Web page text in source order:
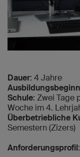
Dauer: 4 Jahre
Ausbildungsbeginn
Schule: Zwei Tage
Woche im 4.
Überbetriebliche
Semestern (Zizers)
Anforderungsprofil: